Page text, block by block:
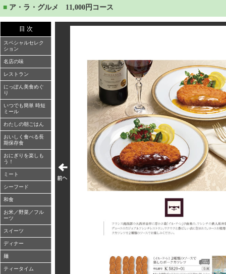
■ ア・ラ・グルメ 11,000円コース
目 次
スペシャルセレク
ション
名店の味
レストラン
にっぽん美食めぐ
り
いつでも簡単 時短
ミール
わたしの朝ごはん
おいしく食べる長
期保存食
おにぎりを楽しも
う！
ミート
シーフード
和食
お米／野菜／フル
ーツ
スイーツ
ディナー
麺
ティータイム